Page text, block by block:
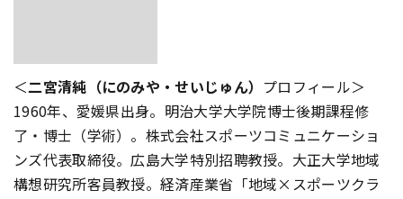
＜二宮清純（にのみや・せいじゅん） プロフィール＞
1960年、愛媛県出身。明治大学大学院博士後期課程修
了・博士（学術）。株式会社スポーツコミュニケーショ
ンズ代表取締役。広島大学特別招聘教授。大正大学地域
構想研究所客員教授。経済産業省「地域×スポーツクラ